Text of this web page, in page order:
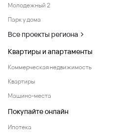
Молодежный 2
Парк у дома
Все проекты региона
Квартиры и апартаменты
Коммерческая недвижимость
Квартиры
Машино-места
Покупайте онлайн
Ипотека